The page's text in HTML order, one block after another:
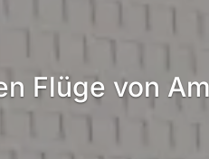
Flüge von